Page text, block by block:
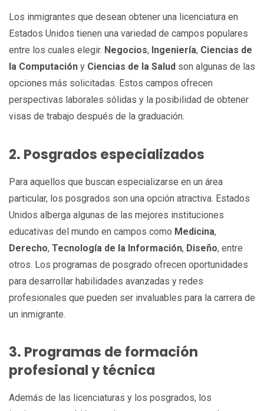
Los inmigrantes que desean obtener una licenciatura en
Estados Unidos tienen una variedad de campos populares
entre los cuales elegir. Negocios, Ingeniería, Ciencias de
la Computación y Ciencias de la Salud son algunas de las
opciones más solicitadas. Estos campos ofrecen
perspectivas laborales sólidas y la posibilidad de obtener
visas de trabajo después de la graduación.
2. Posgrados especializados
Para aquellos que buscan especializarse en un área
particular, los posgrados son una opción atractiva. Estados
Unidos alberga algunas de las mejores instituciones
educativas del mundo en campos como Medicina,
Derecho, Tecnología de la Información, Diseño, entre
otros. Los programas de posgrado ofrecen oportunidades
para desarrollar habilidades avanzadas y redes
profesionales que pueden ser invaluables para la carrera de
un inmigrante.
3. Programas de formación
profesional y técnica
Además de las licenciaturas y los posgrados, los